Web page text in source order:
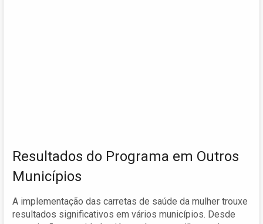
Resultados do Programa em Outros
Municípios
A implementação das carretas de saúde da mulher trouxe
resultados significativos em vários municípios. Desde